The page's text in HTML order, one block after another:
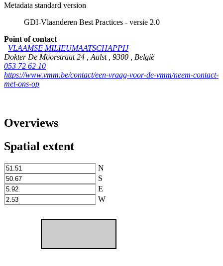
Metadata standard version
GDI-Vlaanderen Best Practices - versie 2.0
Point of contact
VLAAMSE MILIEUMAATSCHAPPIJ
Dokter De Moorstraat 24
Aalst 9300
België
053 72 62 10
https://www.vmm.be/contact/een-vraag-voor-de-vmm/neem-contact-
met-ons-op
Overviews
Spatial extent
N
S
E
W